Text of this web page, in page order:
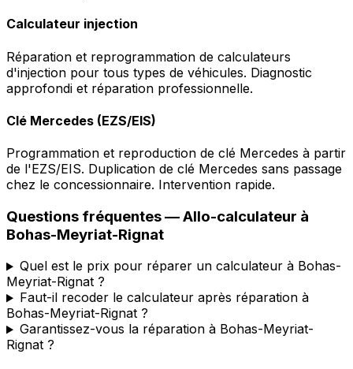
Calculateur injection
Réparation et reprogrammation de calculateurs
d'injection pour tous types de véhicules. Diagnostic
approfondi et réparation professionnelle.
Clé Mercedes (EZS/EIS)
Programmation et reproduction de clé Mercedes à partir
de l'EZS/EIS. Duplication de clé Mercedes sans passage
chez le concessionnaire. Intervention rapide.
Questions fréquentes —Allo-calculateur à
Bohas-Meyriat-Rignat
Quel est le prix pour réparer un calculateur à Bohas-
Meyriat-Rignat ?
Faut-il recoder le calculateur après réparation à
Bohas-Meyriat-Rignat ?
Garantissez-vous la réparation à Bohas-Meyriat-
Rignat ?